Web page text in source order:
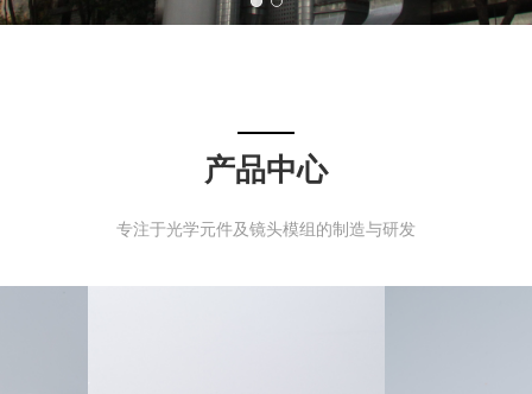
产品中心
专注于光学元件及镜头模组的制造与研发